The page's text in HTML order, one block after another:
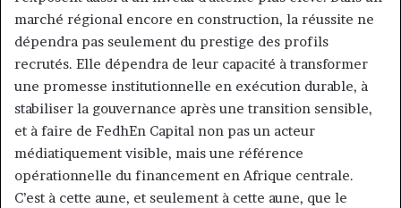
marché régional encore en construction, la réussite ne
dépendra pas seulement du prestige des profils
recrutés. Elle dépendra de leur capacité à transformer
une promesse institutionnelle en exécution durable, à
stabiliser la gouvernance après une transition sensible,
et à faire de FedhEn Capital non pas un acteur
médiatiquement visible, mais une référence
opérationnelle du financement en Afrique centrale.
C’est à cette aune, et seulement à cette aune, que le